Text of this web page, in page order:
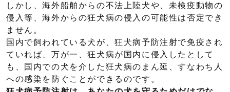
しかし、海外船舶からの不法上陸犬や、未検疫動物の
侵入等、海外からの狂犬病の侵入の可能性は否定でき
ません。
国内で飼われている犬が、狂犬病予防注射で免疫され
ていれば、万が一、狂犬病が国内に侵入したとして
も、国内での犬を介した狂犬病のまん延、すなわち人
への感染を防ぐことができるのです。